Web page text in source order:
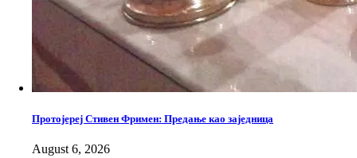
Протојереј Стивен Фримен: Предање као заједница
August 6, 2026